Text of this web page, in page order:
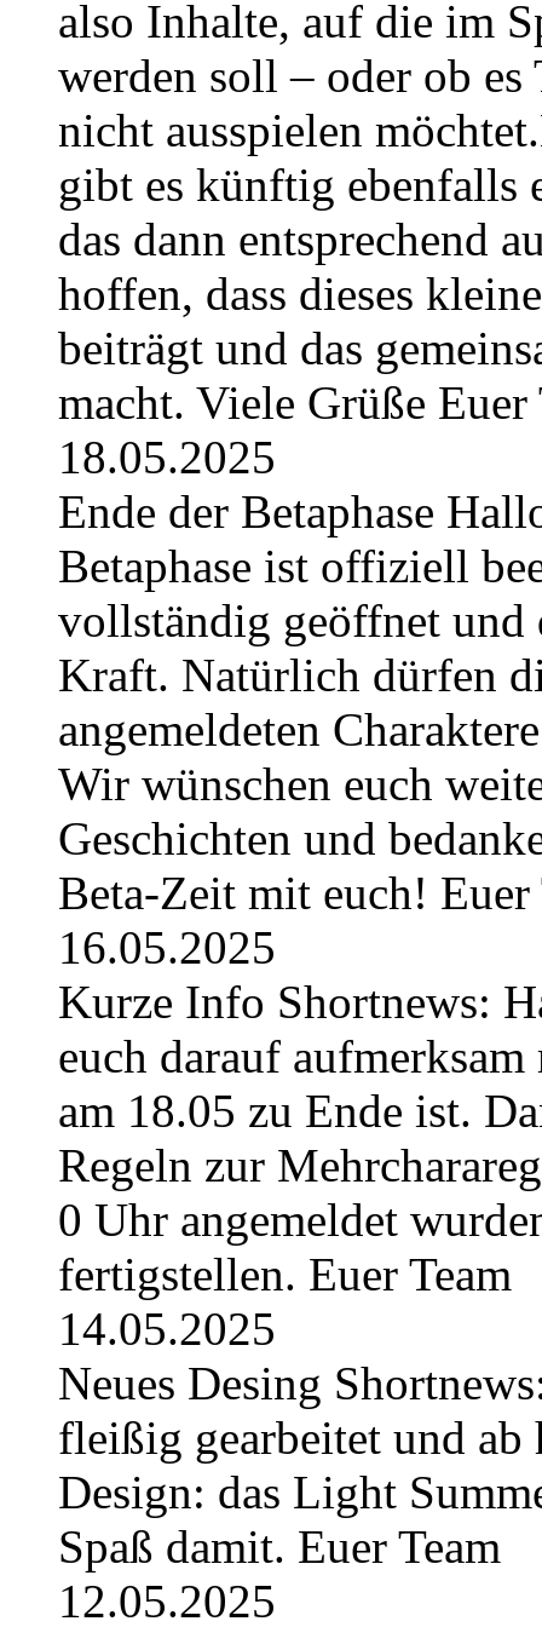
also Inhalte, auf die im
werden soll – oder ob
nicht ausspielen
gibt es künftig ebenfalls
das dann entsprechend
hoffen, dass dieses
beiträgt und das
macht. Viele Grüße Euer
18.05.2025
Ende der Betaphase
Betaphase ist offiziell
vollständig geöffnet und
Kraft. Natürlich dürfen
angemeldeten
Wir wünschen euch
Geschichten und
Beta-Zeit mit euch! Euer
16.05.2025
Kurze Info Shortnews:
euch darauf aufmerksam
am 18.05 zu Ende ist.
Regeln zur
0 Uhr angemeldet
fertigstellen. Euer Team
14.05.2025
Neues Desing
fleißig gearbeitet und ab
Design: das Light
Spaß damit. Euer Team
12.05.2025